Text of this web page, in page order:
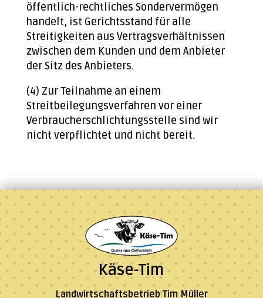
öffentlich-rechtliches Sondervermögen
handelt, ist Gerichtsstand für alle
Streitigkeiten aus Vertragsverhältnissen
zwischen dem Kunden und dem Anbieter
der Sitz des Anbieters.
(4) Zur Teilnahme an einem
Streitbeilegungsverfahren vor einer
Verbraucherschlichtungsstelle sind wir
nicht verpflichtet und nicht bereit.
Käse-Tim
Landwirtschaftsbetrieb Tim Müller